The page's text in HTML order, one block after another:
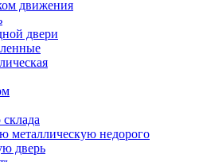
движения
двери
металлическую недорого
дверь